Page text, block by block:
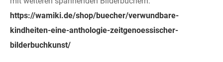
https://wamiki.de/shop/buecher/verwundbare-
kindheiten-eine-anthologie-zeitgenoessischer-
bilderbuchkunst/